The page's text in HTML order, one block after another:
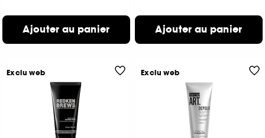
Ajouter au panier Ajouter au panier
Exclu web Exclu web